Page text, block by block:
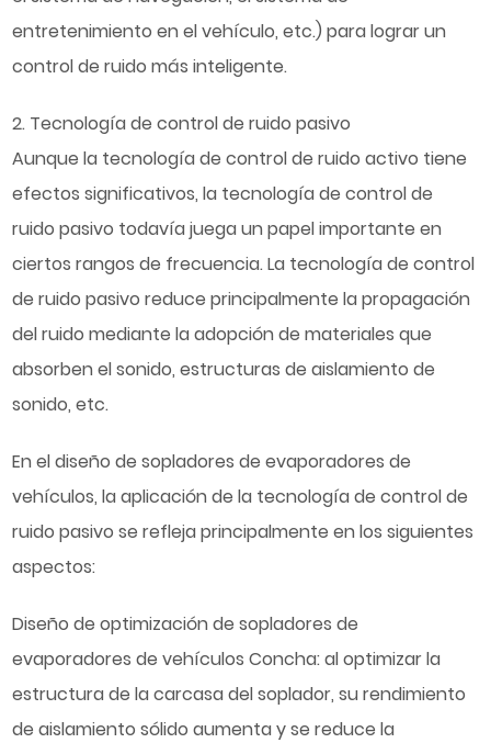
entretenimiento en el vehículo, etc.) para lograr un
control de ruido más inteligente.
2. Tecnología de control de ruido pasivo
Aunque la tecnología de control de ruido activo tiene
efectos significativos, la tecnología de control de
ruido pasivo todavía juega un papel importante en
ciertos rangos de frecuencia. La tecnología de control
de ruido pasivo reduce principalmente la propagación
del ruido mediante la adopción de materiales que
absorben el sonido, estructuras de aislamiento de
sonido, etc.
En el diseño de sopladores de evaporadores de
vehículos, la aplicación de la tecnología de control de
ruido pasivo se refleja principalmente en los siguientes
aspectos:
Diseño de optimización desopladores de
evaporadores de vehículosConcha: al optimizar la
estructura de la carcasa del soplador, su rendimiento
de aislamiento sólido aumenta y se reduce la